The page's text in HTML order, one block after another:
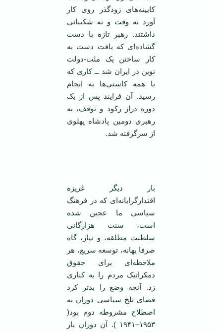
کابینه‌های زود‌گذر روی کار
آورد نه وقت و نه شکیبائی
داشتند. رهبر تازه با دست
گشاده‌ای که یافت دست به
کار ساختن یک ملت-دولت
نوین در ایران شد ــ کاری که
با همه کاستی‌ها به انجام
رسید. آن فرایند پس از یک
دوره دراز رکود و توقف، به
رهبری دومین پادشاه پهلوی
از سرگرفته شد.
بار دیگر غریزه
اقتدارگرایانه‌ای که در فرهنگ
سیاسی ما عجین شده
است، سنت هزارگانی
سلطنت مطلقه، و نیاز، گاه
صرفا بهانه، توسعه سریع، هر
ملاحظه‌ای برای حقوق
دمکراتیک مردم را به کناری
زد. آنچه وضع را بد‌تر کرد
فضای تلخ سیاسی دوران به
اصطلاح مشروطه دوم بود(
۱۹۵۳–۱۹۴۱ ). آن دوران بار